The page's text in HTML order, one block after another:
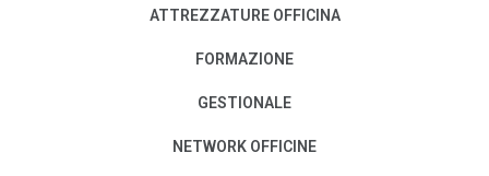
ATTREZZATURE OFFICINA
FORMAZIONE
GESTIONALE
NETWORK OFFICINE
Cookie Policy
Il nostro Codice Etico